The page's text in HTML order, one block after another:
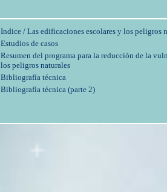
Indice / Las edificaciones escolares y los peligros
Estudios de casos
Resumen del programa para la reducción de la
los peligros naturales
Bibliografía técnica
Bibliografía técnica (parte 2)